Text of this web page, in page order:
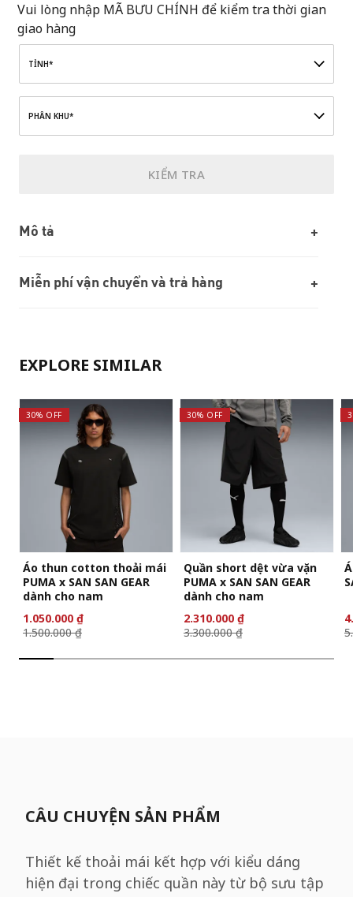
Vui lòng nhập MÃ BƯU CHÍNH để kiểm tra thời gian
giao hàng
TỈNH*
PHÂN KHU*
KIỂM TRA
Mô tả
Miễn phí vận chuyển và trả hàng
EXPLORE SIMILAR
30% OFF
Áo thun cotton thoải mái
PUMA x SAN SAN GEAR
dành cho nam
1.050.000 ₫
1.500.000 ₫
30% OFF
Quần short dệt vừa vặn
PUMA x SAN SAN GEAR
dành cho nam
2.310.000 ₫
3.300.000 ₫
CÂU CHUYỆN SẢN PHẨM
Thiết kế thoải mái kết hợp với kiểu dáng
hiện đại trong chiếc quần này từ bộ sưu tập